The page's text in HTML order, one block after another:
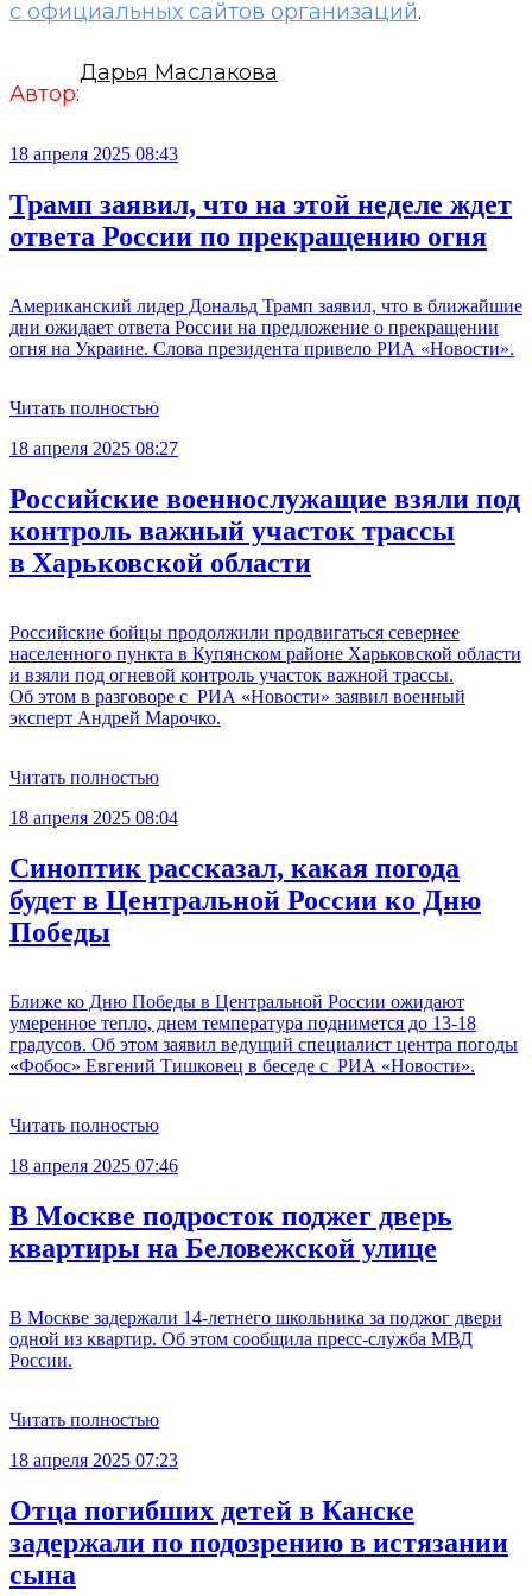
с официальных сайтов организаций.
Автор:
Дарья Маслакова
18 апреля 2025 08:43
Трамп заявил, что на этой неделе ждет
ответа России по прекращению огня
Американский лидер Дональд Трамп заявил, что в ближайшие
дни ожидает ответа России на предложение о прекращении
огня на Украине. Слова президента привело РИА «Новости».
Читать полностью
18 апреля 2025 08:27
Российские военнослужащие взяли под
контроль важный участок трассы
в Харьковской области
Российские бойцы продолжили продвигаться севернее
населенного пункта в Купянском районе Харьковской области
и взяли под огневой контроль участок важной трассы.
Об этом в разговоре с РИА «Новости» заявил военный
эксперт Андрей Марочко.
Читать полностью
18 апреля 2025 08:04
Синоптик рассказал, какая погода
будет в Центральной России ко Дню
Победы
Ближе ко Дню Победы в Центральной России ожидают
умеренное тепло, днем температура поднимется до 13-18
градусов. Об этом заявил ведущий специалист центра погоды
«Фобос» Евгений Тишковец в беседе с РИА «Новости».
Читать полностью
18 апреля 2025 07:46
В Москве подросток поджег дверь
квартиры на Беловежской улице
В Москве задержали 14-летнего школьника за поджог двери
одной из квартир. Об этом сообщила пресс-служба МВД
России.
Читать полностью
18 апреля 2025 07:23
Отца погибших детей в Канске
задержали по подозрению в истязании
сына